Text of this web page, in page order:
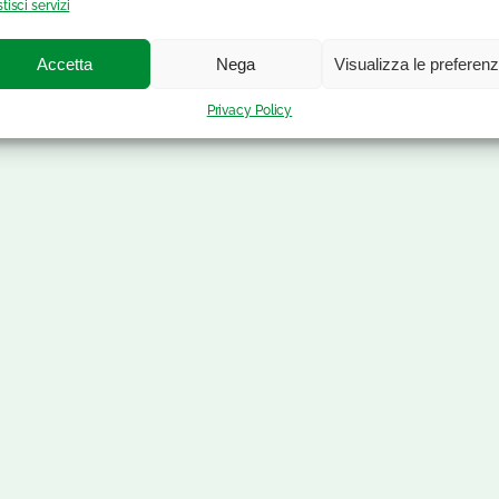
servizi
Accetta Nega Visualizza le
Privacy Policy